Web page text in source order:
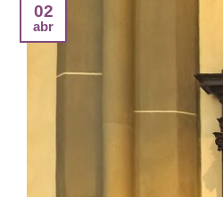
02
abr